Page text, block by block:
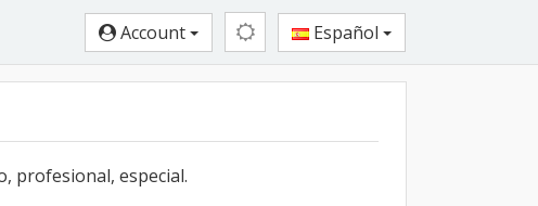
Account Español
profesional, especial.